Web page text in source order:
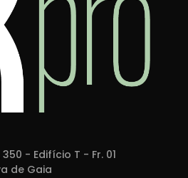
- Edifício T - Fr. 01
de Gaia